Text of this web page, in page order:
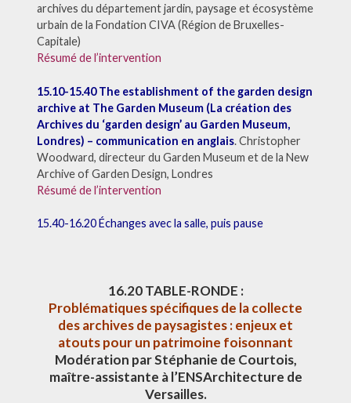
archives du département jardin, paysage et écosystème
urbain de la Fondation CIVA (Région de Bruxelles-
Capitale)
Résumé de l’intervention
15.10-15.40 The establishment of the garden design
archive at The Garden Museum (La création des
Archives du ‘garden design’ au Garden Museum,
Londres) – communication en anglais. Christopher
Woodward, directeur du Garden Museum et de la New
Archive of Garden Design, Londres
Résumé de l’intervention
15.40-16.20 Échanges avec la salle, puis pause
16.20 TABLE-RONDE :
Problématiques spécifiques de la collecte
des archives de paysagistes : enjeux et
atouts pour un patrimoine foisonnant
Modération par Stéphanie de Courtois,
maître-assistante à l’ENSArchitecture de
Versailles.